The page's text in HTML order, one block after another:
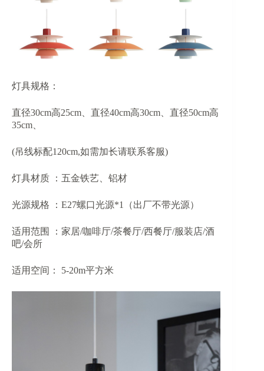
灯具规格：
直径30cm高25cm、直径40cm高30cm、直径50cm高
35cm、
(吊线标配120cm,如需加长请联系客服)
灯具材质 ：五金铁艺、铝材
光源规格 ：E27螺口光源*1（出厂不带光源）
适用范围 ：家居/咖啡厅/茶餐厅/西餐厅/服装店/酒
吧/会所
适用空间： 5-20m平方米